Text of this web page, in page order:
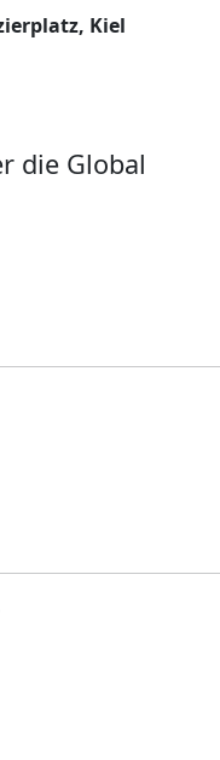
atz, Kiel
die Global